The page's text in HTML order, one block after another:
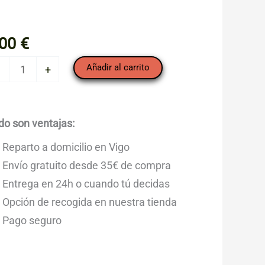
€
+ Añadir al carrito
son ventajas:
Reparto a domicilio en Vigo
Envío gratuito desde 35€ de compra
Entrega en 24h o cuando tú decidas
Opción de recogida en nuestra tienda
Pago seguro